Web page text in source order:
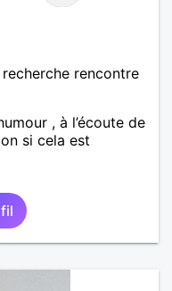
rencontre
, à l’écoute de
si cela est